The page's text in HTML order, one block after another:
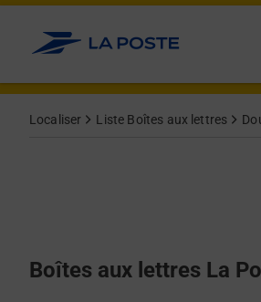
Allez au contenu
Localiser Liste Boîtes aux lettres
Boîtes aux lettres La